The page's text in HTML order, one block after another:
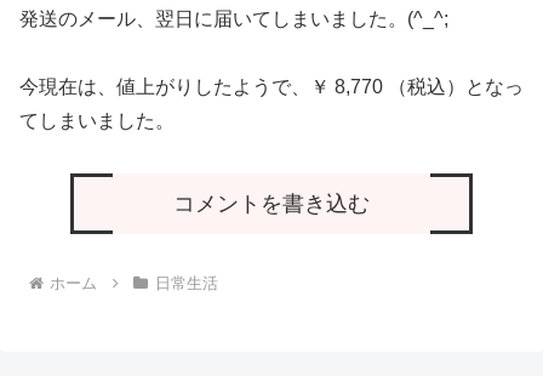
発送のメール、翌日に届いてしまいました。(^_^;
今現在は、値上がりしたようで、￥ 8,770 （税込）となっ
てしまいました。
コメントを書き込む
ホーム 日常生活